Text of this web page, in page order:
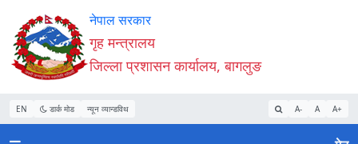
Accessibility
Mode
सुरु
गर्नुहोस्
सामाग्री
पढ्नुहाेस्
नेभिगेसन
पढ्नुहाेस्
वेबसाइट
खोजमा
जानुहोस्
नेपाल सरकार
गृह मन्त्रालय
जिल्ला प्रशासन कार्यालय, बागलुङ
EN डार्क मोड न्यून व्यान्डविथ A- A A+